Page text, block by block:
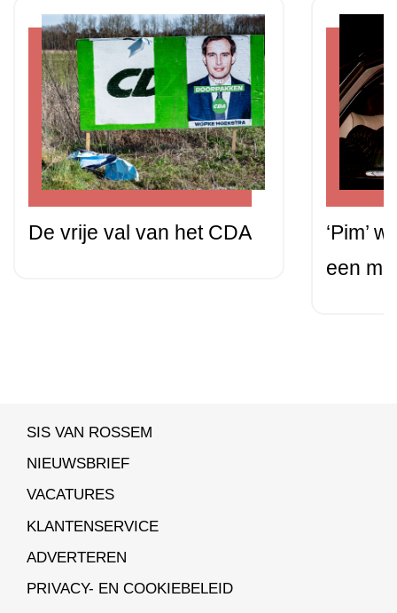
De vrije val van het CDA
‘Pim’
een
SIS VAN ROSSEM
NIEUWSBRIEF
VACATURES
KLANTENSERVICE
ADVERTEREN
PRIVACY- EN COOKIEBELEID